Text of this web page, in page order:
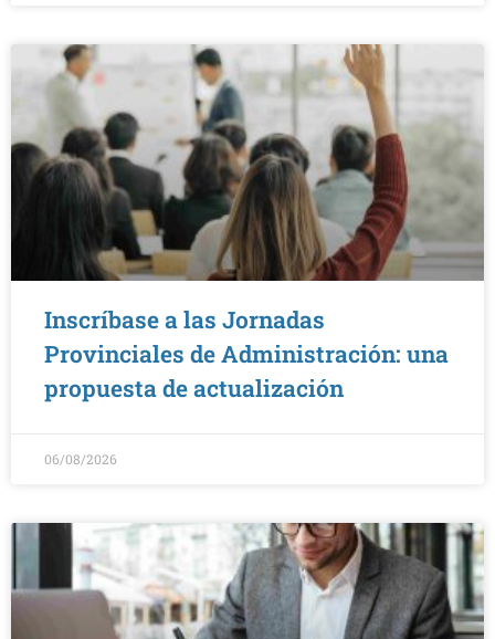
Inscríbase a las Jornadas
Provinciales de Administración: una
propuesta de actualización
06/08/2026